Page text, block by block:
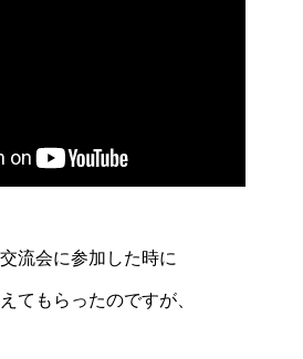
流会に参加した時に
てもらったのですが、